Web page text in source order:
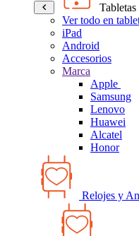
Tabletas
Ver todo en
iPad
Android
Accesorios
Marca
Apple
Samsung
Lenovo
Huawei
Alcatel
Honor
Relojes y